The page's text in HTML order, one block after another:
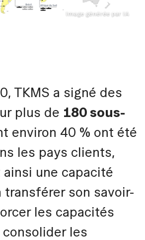
Image générée par IA
TKMS a signé des
plus de 180 sous-
environ 40 % ont été
les pays clients,
une capacité
transférer son savoir-
les capacités
les